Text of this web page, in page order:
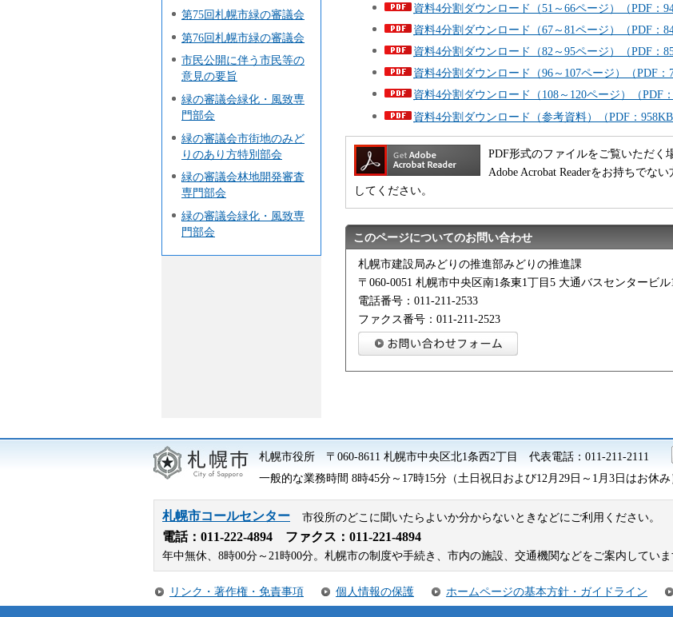
第75回札幌市緑の審議会
第76回札幌市緑の審議会
市民公開に伴う市民等の
意見の要旨
緑の審議会緑化・風致専
門部会
緑の審議会市街地のみど
りのあり方特別部会
緑の審議会林地開発審査
専門部会
緑の審議会緑化・風致専
門部会
資料4分割ダウンロード（51～66ページ）（PDF：
資料4分割ダウンロード（67～81ページ）（PDF：
資料4分割ダウンロード（82～95ページ）（PDF：
資料4分割ダウンロード（96～107ページ）（PDF：
資料4分割ダウンロード（108～120ページ）（PDF：
資料4分割ダウンロード（参考資料）（PDF：958KB
PDF形式のファイルをご覧いただく
Adobe Acrobat Readerをお持ちでな
してください。
このページについてのお問い合わせ
札幌市建設局みどりの推進部みどりの推進課
〒060-0051 札幌市中央区南1条東1丁目5 大通バスセンタービ
電話番号：011-211-2533
ファクス番号：011-211-2523
札幌市役所 〒060-8611 札幌市中央区北1条西2丁目 代表電話：011-211-2111
一般的な業務時間 8時45分～17時15分（土日祝日および12月29日～1月3日はお休
札幌市コールセンター 市役所のどこに聞いたらよいか分からないときなどにご利用ください。
電話： 011-222-4894 ファクス：011-221-4894
年中無休、8時00分～21時00分。札幌市の制度や手続き、市内の施設、交通機関などをご案内していま
リンク・著作権・免責事項 個人情報の保護 ホームページの基本方針・ガイドライン